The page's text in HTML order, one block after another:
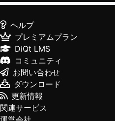
ヘルプ
プレミアムプラン
DiQt LMS
コミュニティ
お問い合わせ
ダウンロード
更新情報
関連サービス